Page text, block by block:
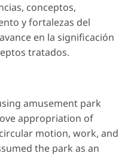
conceptos,
y fortalezas del
en la significación
tratados.
amusement park
appropriation of
motion, work, and
the park as an